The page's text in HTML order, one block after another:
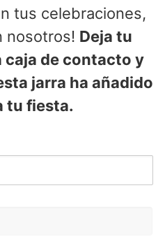
tus celebraciones,
nosotros! Deja tu
caja de contacto y
jarra ha añadido
tu fiesta.